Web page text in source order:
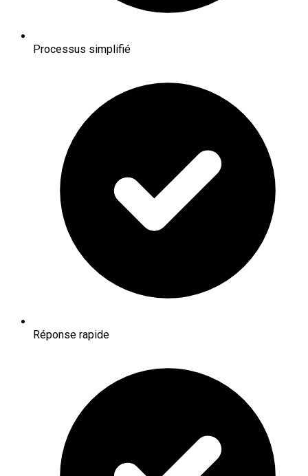
Processus simplifié
Réponse rapide